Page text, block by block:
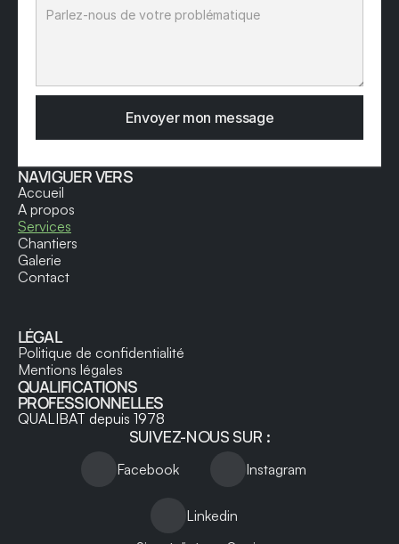
Envoyer mon message
NAVIGUER VERS
Accueil
A propos
Services
Chantiers
Galerie
Contact
LÉGAL
Politique de confidentialité
Mentions légales
QUALIFICATIONS
PROFESSIONNELLES
QUALIBAT depuis 1978
SUIVEZ-NOUS SUR :
Facebook Instagram
Linkedin